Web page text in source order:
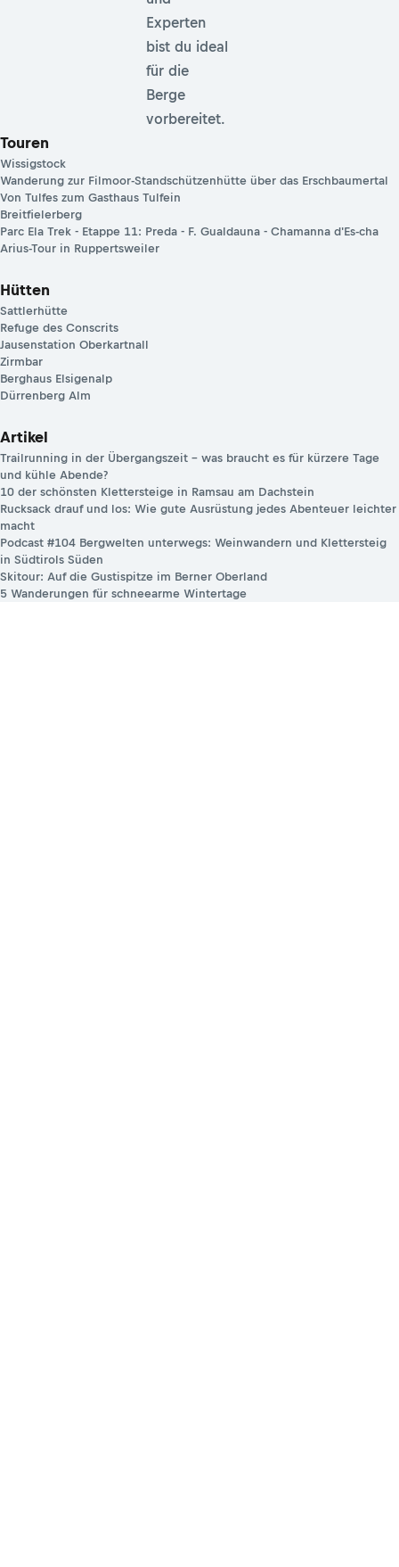
Experten
bist du ideal
für die
Berge
vorbereitet.
Touren
Wissigstock
Wanderung zur Filmoor-Standschützenhütte über das Erschbaumertal
Von Tulfes zum Gasthaus Tulfein
Breitfielerberg
Parc Ela Trek - Etappe 11: Preda - F. Gualdauna - Chamanna d'Es-cha
Arius-Tour in Ruppertsweiler
Hütten
Sattlerhütte
Refuge des Conscrits
Jausenstation Oberkartnall
Zirmbar
Berghaus Elsigenalp
Dürrenberg Alm
Artikel
Trailrunning in der Übergangszeit – was braucht es für kürzere Tage
und kühle Abende?
10 der schönsten Klettersteige in Ramsau am Dachstein
Rucksack drauf und los: Wie gute Ausrüstung jedes Abenteuer leichter
macht
Podcast #104 Bergwelten unterwegs: Weinwandern und Klettersteig
in Südtirols Süden
Skitour: Auf die Gustispitze im Berner Oberland
5 Wanderungen für schneearme Wintertage